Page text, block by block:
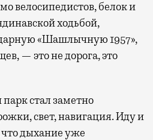
велосипедистов, белок и
ходьбой,
«Шашлычную 1957»,
— это не дорога, это
стал заметно
свет, навигация. Иду и
дыхание уже